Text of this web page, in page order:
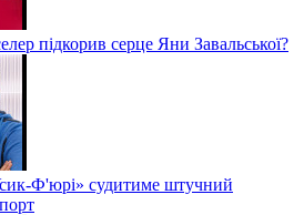
підкорив серце Яни Завальської?
Ф'юрі» судитиме штучний